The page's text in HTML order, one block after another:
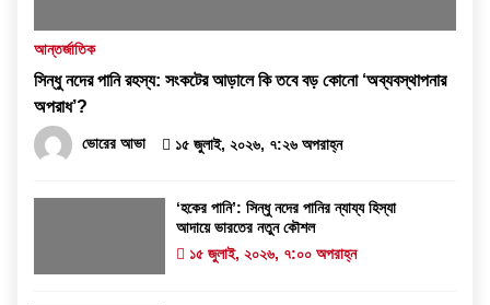
আন্তর্জাতিক
সিন্ধু নদের পানি রহস্য: সংকটের আড়ালে কি তবে বড় কোনো ‘অব্যবস্থাপনার
অপরাধ’?
ভোরের আভা ১৫ জুলাই, ২০২৬, ৭:২৬ অপরাহ্ন
‘হকের পানি’: সিন্ধু নদের পানির ন্যায্য হিস্যা
আদায়ে ভারতের নতুন কৌশল
১৫ জুলাই, ২০২৬, ৭:০০ অপরাহ্ন